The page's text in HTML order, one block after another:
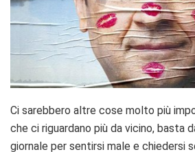
Ci sarebbero altre cose molto più
che ci riguardano più da vicino, basta
giornale per sentirsi male e chiedersi